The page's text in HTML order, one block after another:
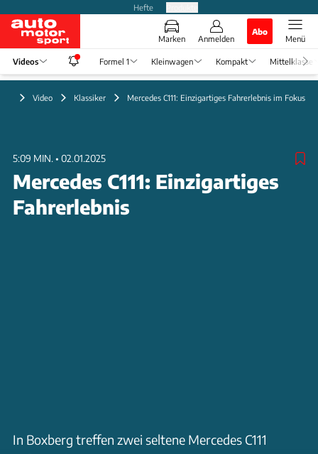
Hefte
Marken Anmelden
Abo
Menü
Videos Formel 1 Kleinwagen Kompakt Mittelklasse
Video Klassiker Mercedes C111: Einzigartiges Fahrerlebnis im Fokus
5:09 MIN. • 02.01.2025
Mercedes C111: Einzigartiges
Fahrerlebnis
In Boxberg treffen zwei seltene Mercedes C111